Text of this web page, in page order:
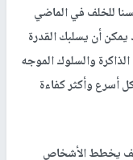
للخلف في الماضي
يمكن أن يسلبك القدرة
والسلوك الموجه
أسرع وأكثر كفاءة
يخطط الأشخاص